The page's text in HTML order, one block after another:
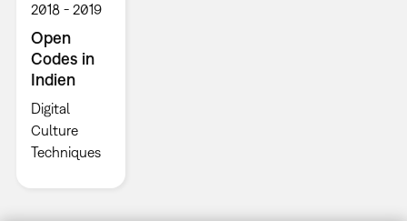
2018 2019
Open
Codes in
Indien
Digital
Culture
Techniques